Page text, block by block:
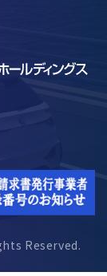
Reserved.